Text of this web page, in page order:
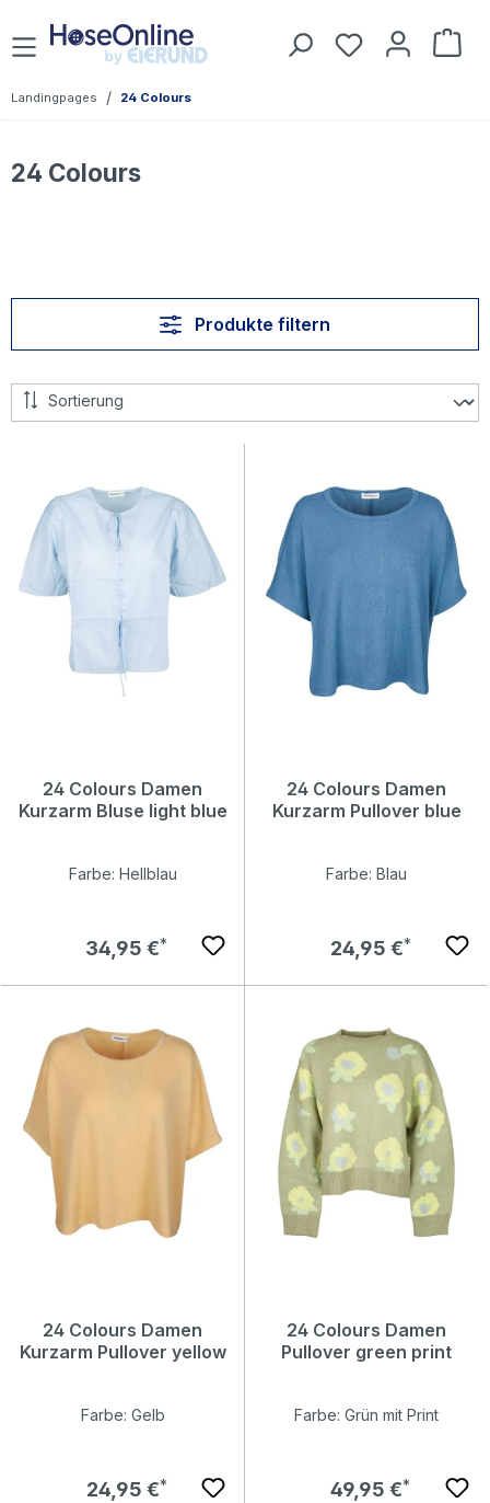
Zum Hauptinhalt springen Du hast 0
Landingpages / 24 Colours
24 Colours
Produkte filtern
24 Colours Damen
Kurzarm Bluse light blue
Farbe: Hellblau
Regulärer Preis:
34,95 €
24 Colours Damen
Kurzarm Pullover blue
Farbe: Blau
Regulärer Preis:
24,95 €
24 Colours Damen
Kurzarm Pullover yellow
Farbe: Gelb
Regulärer Preis:
24,95 €
24 Colours Damen
Pullover green print
Farbe: Grün mit Print
Regulärer Preis:
49,95 €